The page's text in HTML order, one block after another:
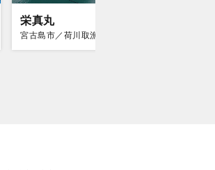
栄真丸
宮古島市／荷川取漁港